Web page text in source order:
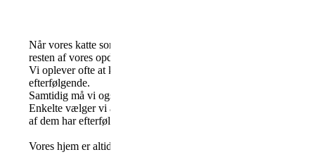
Når vores katte som tages ud af avlen, vælger vi oftes at
resten af vores opdræt.
Vi oplever ofte at kattens status i flokken ændre sig, når de
efterfølgende.
Samtidig må vi også erkende at katten fortjener et liv som
Enkelte vælger vi at beholde som show kastrater eller
af dem har efterfølgende fået nye hjem, da det perfkete hjem
Vores hjem er altid åben for et besøg.